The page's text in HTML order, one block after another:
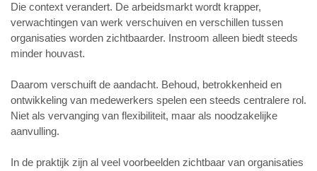
Die context verandert. De arbeidsmarkt wordt krapper,
verwachtingen van werk verschuiven en verschillen tussen
organisaties worden zichtbaarder. Instroom alleen biedt steeds
minder houvast.
Daarom verschuift de aandacht. Behoud, betrokkenheid en
ontwikkeling van medewerkers spelen een steeds centralere rol.
Niet als vervanging van flexibiliteit, maar als noodzakelijke
aanvulling.
In de praktijk zijn al veel voorbeelden zichtbaar van organisaties